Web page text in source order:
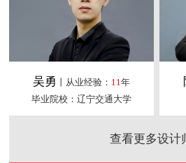
吴勇 丨从业经验： 11年
毕业院校：辽宁交通大学
查看更多设计